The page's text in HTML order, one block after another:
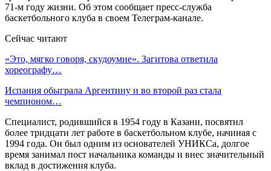
71-м году жизни. Об этом сообщает пресс-служба
баскетбольного клуба в своем Телеграм-канале.
Сейчас читают
«Это, мягко говоря, скудоумие». Загитова ответила
хореографу…
Испания обыграла Аргентину и во второй раз стала
чемпионом…
Специалист, родившийся в 1954 году в Казани, посвятил
более тридцати лет работе в баскетбольном клубе, начиная с
1994 года. Он был одним из основателей УНИКСа, долгое
время занимал пост начальника команды и внес значительный
вклад в достижения клуба.